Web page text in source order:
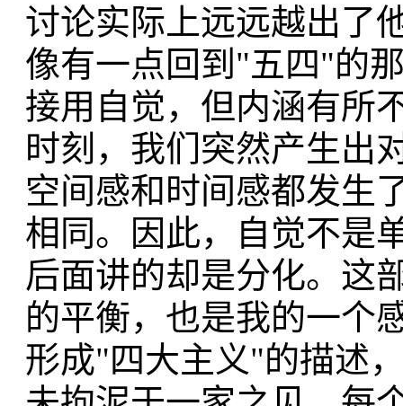
讨论实际上远远越出了
像有一点回到"五四"的
接用自觉，但内涵有所
时刻，我们突然产生出
空间感和时间感都发生
相同。因此，自觉不是
后面讲的却是分化。这
的平衡，也是我的一个
形成"四大主义"的描述